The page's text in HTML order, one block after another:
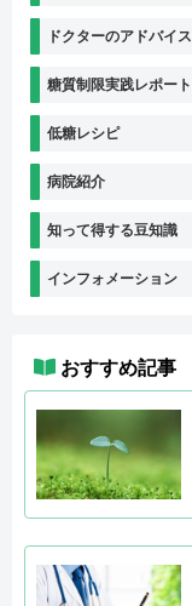
ドクターのアドバイス
糖質制限実践レポート
低糖レシピ
病院紹介
知って得する豆知識
インフォメーション
おすすめ記事